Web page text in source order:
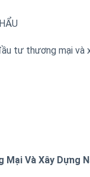
tư thương mại và
Mại Và Xây Dựng